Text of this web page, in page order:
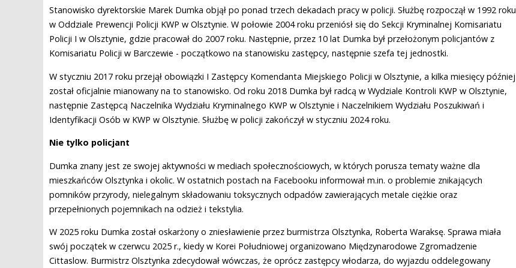
Stanowisko dyrektorskie Marek Dumka objął po ponad trzech dekadach pracy w policji. Służbę rozpoczął w 1992 roku
w Oddziale Prewencji Policji KWP w Olsztynie. W połowie 2004 roku przeniósł się do Sekcji Kryminalnej Komisariatu
Policji I w Olsztynie, gdzie pracował do 2007 roku. Następnie, przez 10 lat Dumka był przełożonym policjantów z
Komisariatu Policji w Barczewie - początkowo na stanowisku zastępcy, następnie szefa tej jednostki.
W styczniu 2017 roku przejął obowiązki I Zastępcy Komendanta Miejskiego Policji w Olsztynie, a kilka miesięcy później
został oficjalnie mianowany na to stanowisko. Od roku 2018 Dumka był radcą w Wydziale Kontroli KWP w Olsztynie,
następnie Zastępcą Naczelnika Wydziału Kryminalnego KWP w Olsztynie i Naczelnikiem Wydziału Poszukiwań i
Identyfikacji Osób w KWP w Olsztynie. Służbę w policji zakończył w styczniu 2024 roku.
Nie tylko policjant
Dumka znany jest ze swojej aktywności w mediach społecznościowych, w których porusza tematy ważne dla
mieszkańców Olsztynka i okolic. W ostatnich postach na Facebooku informował m.in. o problemie znikających
pomników przyrody, nielegalnym składowaniu toksycznych odpadów zawierających metale ciężkie oraz
przepełnionych pojemnikach na odzież i tekstylia.
W 2025 roku Dumka został oskarżony o zniesławienie przez burmistrza Olsztynka, Roberta Waraksę. Sprawa miała
swój początek w czerwcu 2025 r., kiedy w Korei Południowej organizowano Międzynarodowe Zgromadzenie
Cittaslow. Burmistrz Olsztynka zdecydował wówczas, że oprócz zastępcy włodarza, do wyjazdu oddelegowany